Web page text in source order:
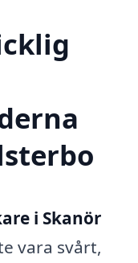
i Skanör
vara svårt,